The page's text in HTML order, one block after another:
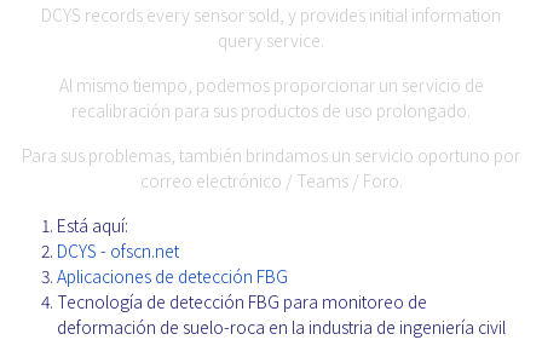
DCYS records every sensor sold, y provides initial information
query service.
Al mismo tiempo, podemos proporcionar un servicio de
recalibración para sus productos de uso prolongado.
Para sus problemas, también brindamos un servicio oportuno por
correo electrónico / Teams / Foro.
Está aquí:
DCYS - ofscn.net
Aplicaciones de detección FBG
Tecnología de detección FBG para monitoreo de
deformación de suelo-roca en la industria de ingeniería civil